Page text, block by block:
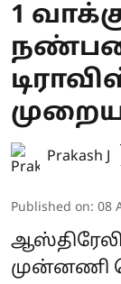
1
Prakash J
Published on: 08
முன்னணி